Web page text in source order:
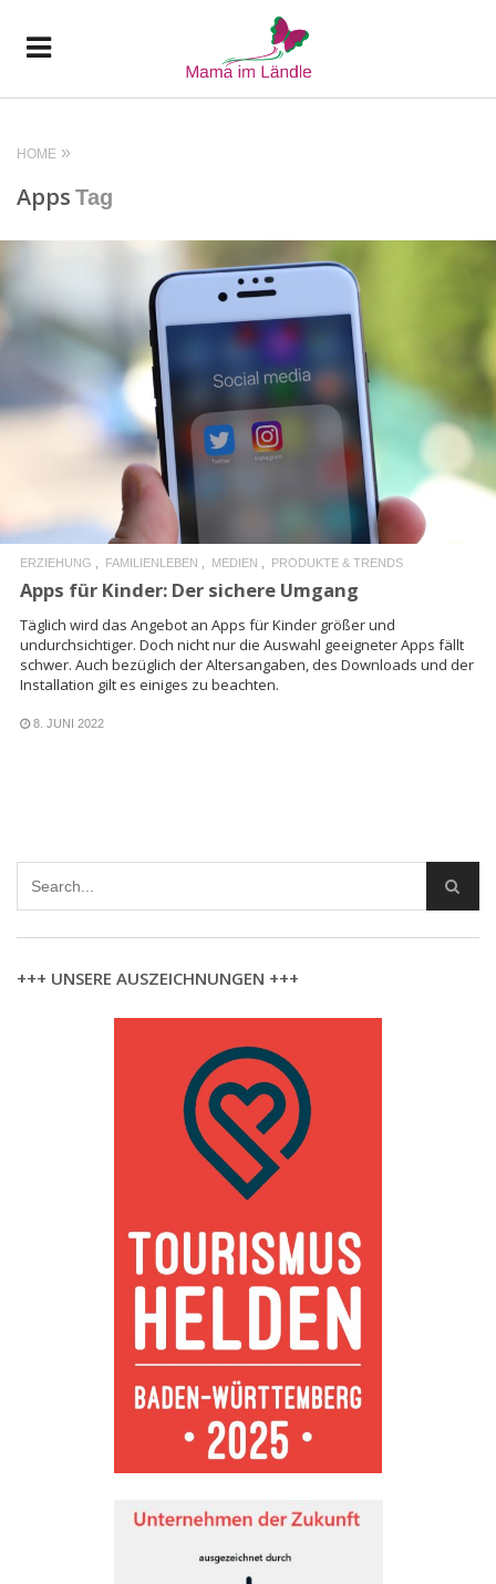
HOME
Apps Tag
READ MORE
ERZIEHUNG FAMILIENLEBEN MEDIEN PRODUKTE & TRENDS
Apps für Kinder: Der sichere Umgang
Täglich wird das Angebot an Apps für Kinder größer und
undurchsichtiger. Doch nicht nur die Auswahl geeigneter Apps fällt
schwer. Auch bezüglich der Altersangaben, des Downloads und der
Installation gilt es einiges zu beachten.
8. JUNI 2022
+++ UNSERE AUSZEICHNUNGEN +++